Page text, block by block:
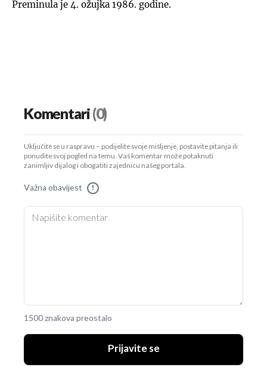
Preminula je 4. ožujka 1986. godine.
Komentari(0)
Uključite se u raspravu – podijelite svoje mišljenje, postavite pitanja ili
ponudite svoj pogled na temu. Vaš komentar može potaknuti
zanimljiv dijalog i obogatiti zajednicu našeg portala.
Važna obavijest !
1500 znakova preostalo
Prijavite se